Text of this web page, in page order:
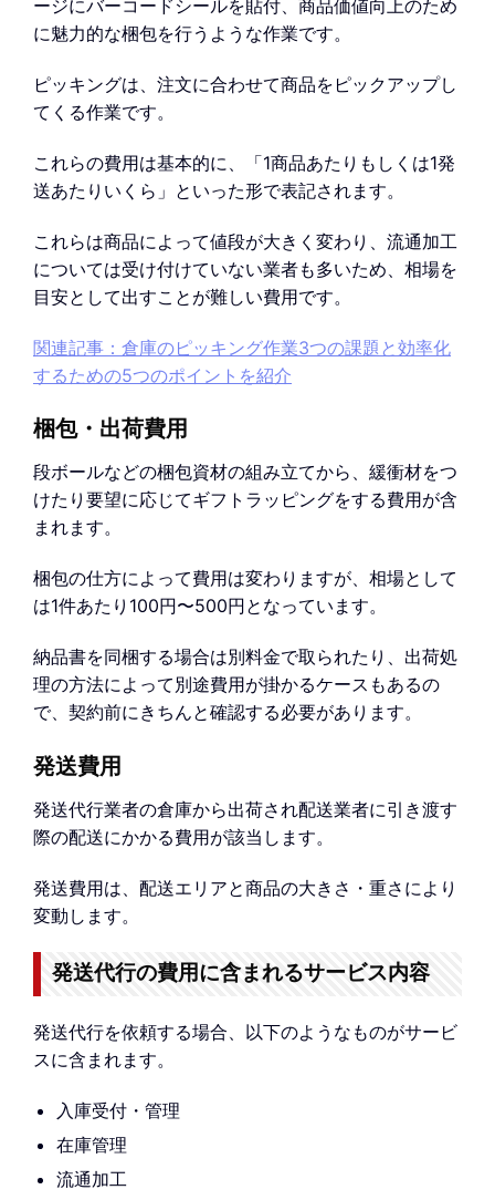
ージにバーコードシールを貼付、商品価値向上のため
に魅力的な梱包を行うような作業です。
ピッキングは、注文に合わせて商品をピックアップし
てくる作業です。
これらの費用は基本的に、「1商品あたりもしくは1発
送あたりいくら」といった形で表記されます。
これらは商品によって値段が大きく変わり、流通加工
については受け付けていない業者も多いため、相場を
目安として出すことが難しい費用です。
関連記事：倉庫のピッキング作業3つの課題と効率化
するための5つのポイントを紹介
梱包・出荷費用
段ボールなどの梱包資材の組み立てから、緩衝材をつ
けたり要望に応じてギフトラッピングをする費用が含
まれます。
梱包の仕方によって費用は変わりますが、相場として
は1件あたり100円〜500円となっています。
納品書を同梱する場合は別料金で取られたり、出荷処
理の方法によって別途費用が掛かるケースもあるの
で、契約前にきちんと確認する必要があります。
発送費用
発送代行業者の倉庫から出荷され配送業者に引き渡す
際の配送にかかる費用が該当します。
発送費用は、配送エリアと商品の大きさ・重さにより
変動します。
発送代行の費用に含まれるサービス内容
発送代行を依頼する場合、以下のようなものがサービ
スに含まれます。
入庫受付・管理
在庫管理
流通加工